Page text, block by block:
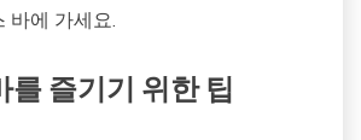
바에 가세요.
를 즐기기 위한 팁